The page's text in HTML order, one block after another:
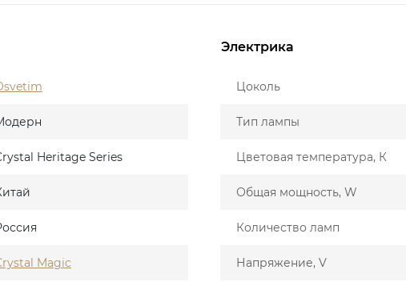
Heritage Series
Magic
Электрика
Цоколь
Тип лампы
Цветовая температура, К
Общая мощность, W
Количество ламп
Напряжение, V